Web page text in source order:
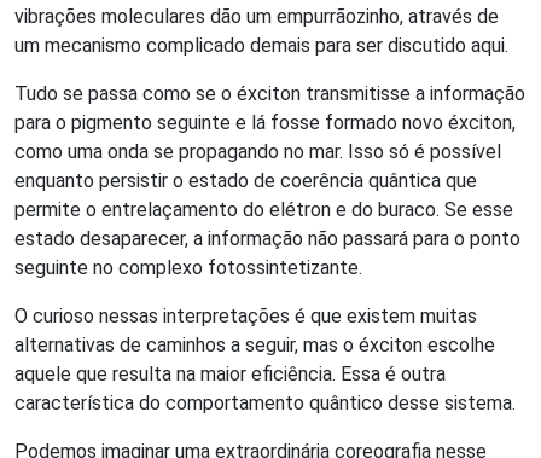
vibrações moleculares dão um empurrãozinho, através de
um mecanismo complicado demais para ser discutido aqui.
Tudo se passa como se o éxciton transmitisse a informação
para o pigmento seguinte e lá fosse formado novo éxciton,
como uma onda se propagando no mar. Isso só é possível
enquanto persistir o estado de coerência quântica que
permite o entrelaçamento do elétron e do buraco. Se esse
estado desaparecer, a informação não passará para o ponto
seguinte no complexo fotossintetizante.
O curioso nessas interpretações é que existem muitas
alternativas de caminhos a seguir, mas o éxciton escolhe
aquele que resulta na maior eficiência. Essa é outra
característica do comportamento quântico desse sistema.
Podemos imaginar uma extraordinária coreografia nesse